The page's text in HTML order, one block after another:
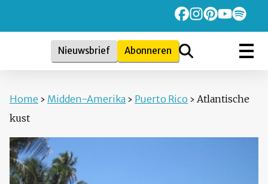
Nieuwsbrief Abonneren
Home › Midden-Amerika › Puerto Rico › Atlantische
kust